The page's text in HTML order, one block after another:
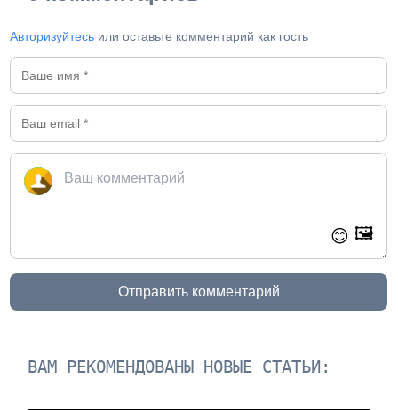
Авторизуйтесь или оставьте комментарий как гость
😊 🖼️
Отправить комментарий
ВАМ РЕКОМЕНДОВАНЫ НОВЫЕ СТАТЬИ: